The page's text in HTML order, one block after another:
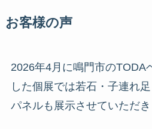
お客様の声
2026年4月に鳴門市のTODA
した個展では若石・子連れ
パネルも展示させていただき